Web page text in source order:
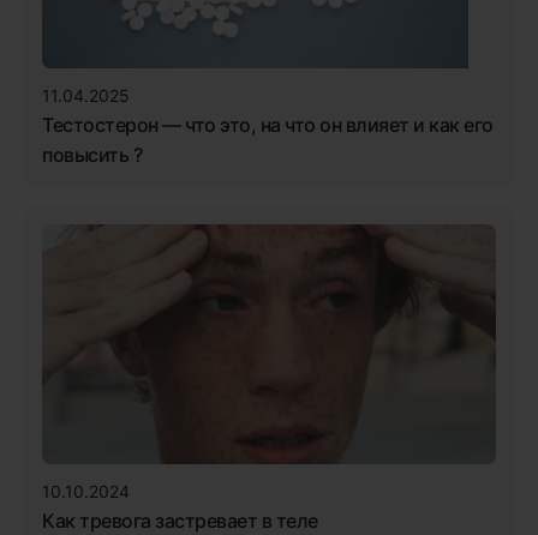
11.04.2025
Тестостерон — что это, на что он влияет и как его
повысить ?
10.10.2024
Как тревога застревает в теле